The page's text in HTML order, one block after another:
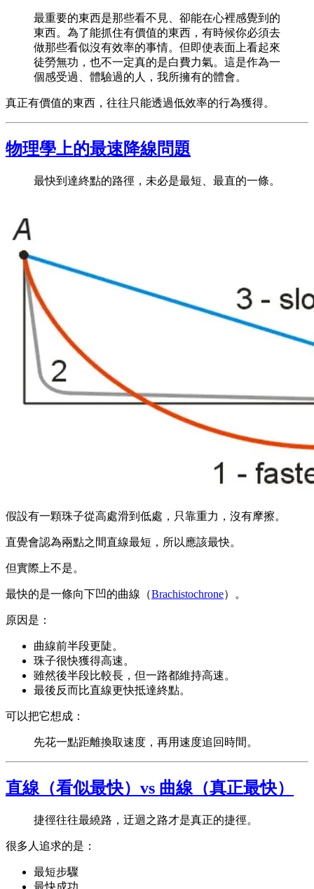
最重要的東西是那些看不見、卻能在心裡感覺到的
東西。為了能抓住有價值的東西，有時候你必須去
做那些看似沒有效率的事情。但即使表面上看起來
徒勞無功，也不一定真的是白費力氣。這是作為一
個感受過、體驗過的人，我所擁有的體會。
真正有價值的東西，往往只能透過低效率的行為獲得。
物理學上的最速降線問題
最快到達終點的路徑，未必是最短、最直的一條。
假設有一顆珠子從高處滑到低處，只靠重力，沒有摩擦。
直覺會認為兩點之間直線最短，所以應該最快。
但實際上不是。
最快的是一條向下凹的曲線（Brachistochrone）。
原因是：
曲線前半段更陡。
珠子很快獲得高速。
雖然後半段比較長，但一路都維持高速。
最後反而比直線更快抵達終點。
可以把它想成：
先花一點距離換取速度，再用速度追回時間。
直線（看似最快）vs 曲線（真正最快）
捷徑往往最繞路，迂迴之路才是真正的捷徑。
很多人追求的是：
最短步驟
最快成功